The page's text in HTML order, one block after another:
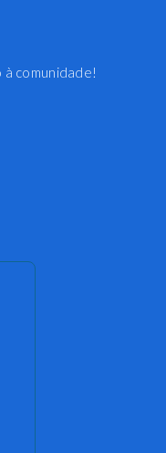
comunidade!